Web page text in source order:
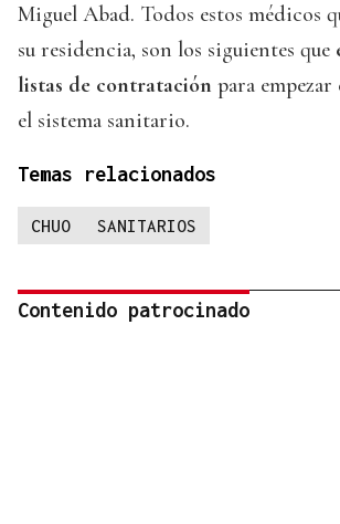
Miguel Abad. Todos estos médicos
su residencia, son los siguientes que
listas de contratación para
el sistema sanitario.
Temas relacionados
CHUO SANITARIOS
Contenido patrocinado